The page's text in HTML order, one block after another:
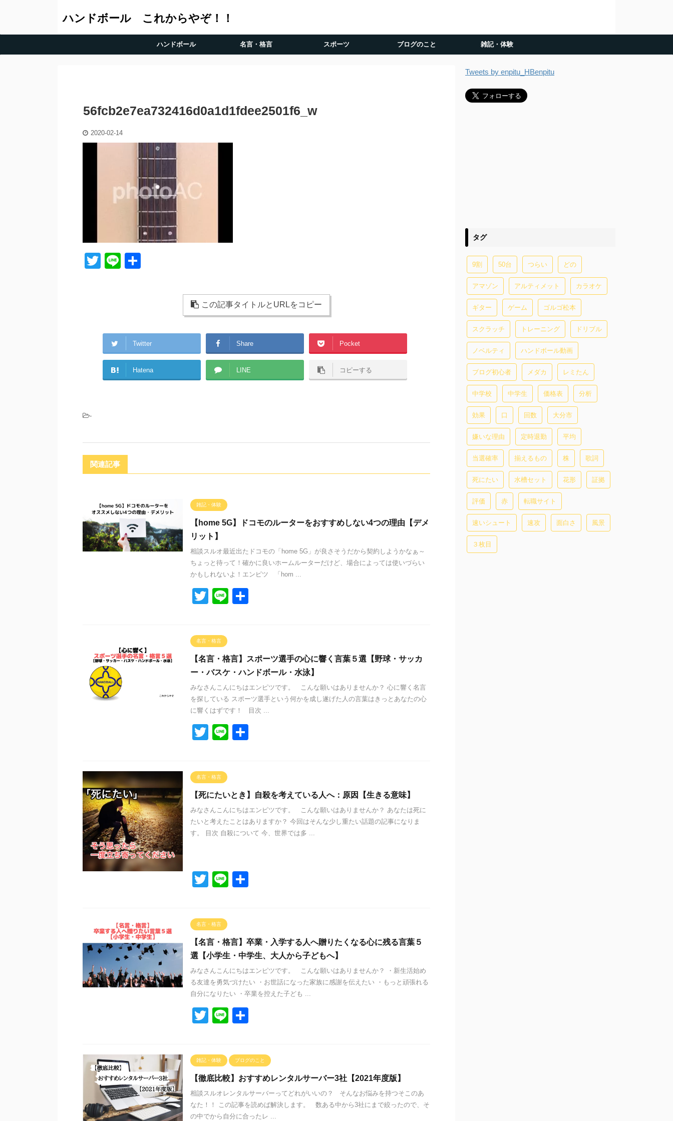
ハンドボール これからやぞ！！
ハンドボール 名言・格言 スポーツ ブログのこと 雑記・体験
56fcb2e7ea732416d0a1d1fdee2501f6_w
2020-02-14
T
Li
この記事タイトルとURLをコピー
Twitter Share Pocket
Hatena LINE コピーする
-
関連記事
雑記・体験
【home 5G】ドコモのルーターをおすすめしない4つの理由【デメ
リット】
相談スルオ最近出たドコモの「home 5G」が良さそうだから契約しようかなぁ～
ちょっと待って！確かに良いホームルーターだけど、場合によっては使いづらい
かもしれないよ！エンピツ 「hom ...
T
er
Li
名言・格言
【名言・格言】スポーツ選手の心に響く言葉５選【野球・サッカ
ー・バスケ・ハンドボール・水泳】
みなさんこんにちはエンピツです。 こんな願いはありませんか？ 心に響く名言
を探している スポーツ選手という何かを成し遂げた人の言葉はきっとあなたの心
に響くはずです！ 目次 ...
T
er
Li
名言・格言
【死にたいとき】自殺を考えている人へ：原因【生きる意味】
みなさんこんにちはエンピツです。 こんな願いはありませんか？ あなたは死に
たいと考えたことはありますか？ 今回はそんな少し重たい話題の記事になりま
す。 目次 自殺について 今、世界では多 ...
T
er
Li
名言・格言
【名言・格言】卒業・入学する人へ贈りたくなる心に残る言葉５
選【小学生・中学生、大人から子どもへ】
みなさんこんにちはエンピツです。 こんな願いはありませんか？ ・新生活始め
る友達を勇気づけたい ・お世話になった家族に感謝を伝えたい ・もっと頑張れる
自分になりたい ・卒業を控えた子ども ...
T
er
Li
雑記・体験 ブログのこと
【徹底比較】おすすめレンタルサーバー3社【2021年度版】
相談スルオレンタルサーバーってどれがいいの？ そんなお悩みを持つそこのあ
なた！！ この記事を読めば解決します。 数ある中から3社にまで絞ったので、そ
の中でから自分に合ったレ ...
Tweets by enpitu_HBenpitu
タグ
9割 50台 つらい どの
アマゾン アルティメット カラオケ
ギター ゲーム ゴルゴ松本
スクラッチ トレーニング ドリブル
ノベルティ ハンドボール動画
ブログ初心者 メダカ レミたん
中学校 中学生 価格表 分析
効果 口 回数 大分市
嫌いな理由 定時退勤 平均
当選確率 揃えるもの 株 歌詞
死にたい 水槽セット 花形 証拠
評価 赤 転職サイト
速いシュート 速攻 面白さ 風景
３枚目